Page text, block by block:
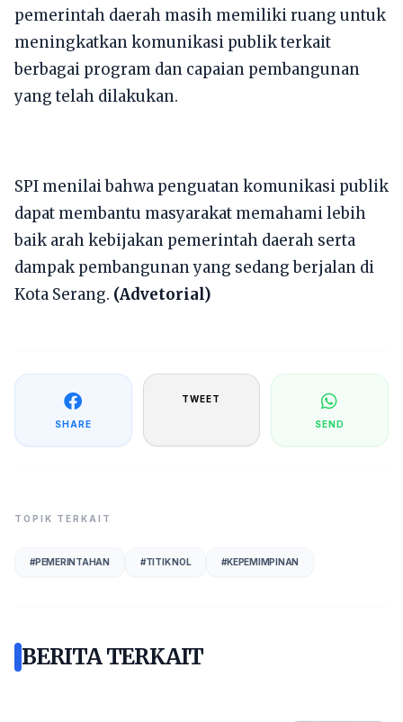
pemerintah daerah masih memiliki ruang untuk
meningkatkan komunikasi publik terkait
berbagai program dan capaian pembangunan
yang telah dilakukan.
SPI menilai bahwa penguatan komunikasi publik
dapat membantu masyarakat memahami lebih
baik arah kebijakan pemerintah daerah serta
dampak pembangunan yang sedang berjalan di
Kota Serang. (Advetorial)
SHARE
TWEET
SEND
TOPIK TERKAIT
#PEMERINTAHAN #TITIK NOL #KEPEMIMPINAN
BERITA TERKAIT